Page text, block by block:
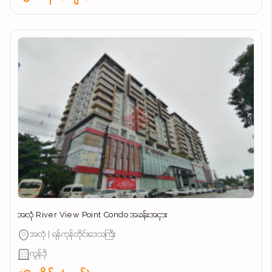
အလုံ River View Point Condo အခန်းအငှား
အလုံ | ရန်ကုန်တိုင်းဒေသကြီး
ကွန်ဒို